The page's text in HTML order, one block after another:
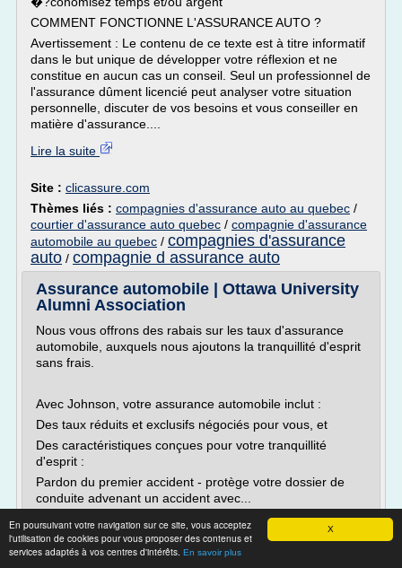
X
En poursuivant votre navigation sur ce site, vous acceptez
l'utilisation de cookies pour vous proposer des contenus et
services adaptés à vos centres d'intérêts. En savoir plus
COMMENT FONCTIONNE L'ASSURANCE AUTO ?
Avertissement : Le contenu de ce texte est à titre informatif
dans le but unique de développer votre réflexion et ne
constitue en aucun cas un conseil. Seul un professionnel de
l'assurance dûment licencié peut analyser votre situation
personnelle, discuter de vos besoins et vous conseiller en
matière d'assurance....
Lire la suite
Site : clicassure.com
Thèmes liés : compagnies d'assurance auto au quebec /
courtier d'assurance auto quebec / compagnie d'assurance
automobile au quebec / compagnies d'assurance
auto / compagnie d assurance auto
Assurance automobile | Ottawa University
Alumni Association
Nous vous offrons des rabais sur les taux d'assurance
automobile, auxquels nous ajoutons la tranquillité d'esprit
sans frais.
Avec Johnson, votre assurance automobile inclut :
Des taux réduits et exclusifs négociés pour vous, et
Des caractéristiques conçues pour votre tranquillité
d'esprit :
Pardon du premier accident - protège votre dossier de
conduite advenant un accident avec...
Lire la suite
Date:2017-09-27 23:58:49
Site :